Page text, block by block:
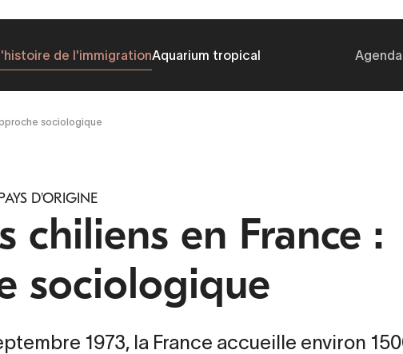
de l'immigrationAquarium tropical Agenda
sociologique
D'ORIGINE
chiliens en France :
sociologique
1973, la France accueille environ